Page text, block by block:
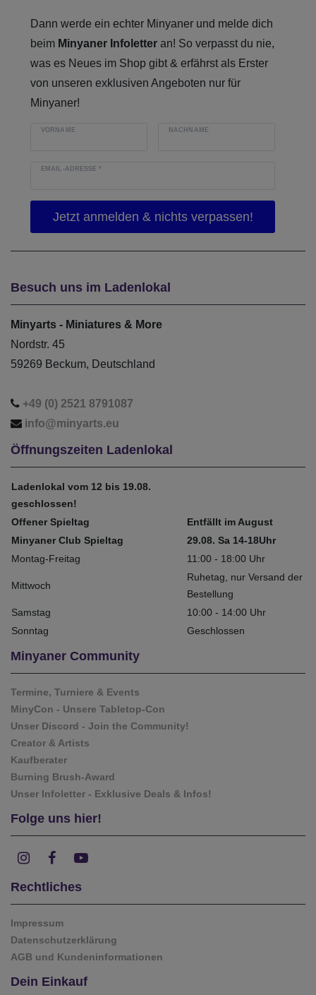
Dann werde ein echter Minyaner und melde dich
beim Minyaner Infoletter an! So verpasst du nie,
was es Neues im Shop gibt & erfährst als Erster
von unseren exklusiven Angeboten nur für
Minyaner!
VORNAME NACHNAME
EMAIL-ADRESSE*
Besuch uns im Ladenlokal
Minyarts - Miniatures & More
Nordstr. 45
59269 Beckum, Deutschland
+49 (0) 2521 8791087
info@minyarts.eu
Öffnungszeiten Ladenlokal
Ladenlokal vom 12 bis 19.08.
geschlossen!
Offener Spieltag
Entfällt im August
Minyaner Club Spieltag
29.08. Sa 14-18Uhr
Montag-Freitag
11:00 - 18:00 Uhr
Mittwoch
Ruhetag, nur Versand der
Bestellung
Samstag
10:00 - 14:00 Uhr
Sonntag
Geschlossen
Minyaner Community
Termine, Turniere & Events
MinyCon - Unsere Tabletop-Con
Unser Discord - Join the Community!
Creator & Artists
Kaufberater
Burning Brush-Award
Unser Infoletter - Exklusive Deals & Infos!
Folge uns hier!
Rechtliches
Impressum
Datenschutzerklärung
AGB und Kundeninformationen
Dein Einkauf